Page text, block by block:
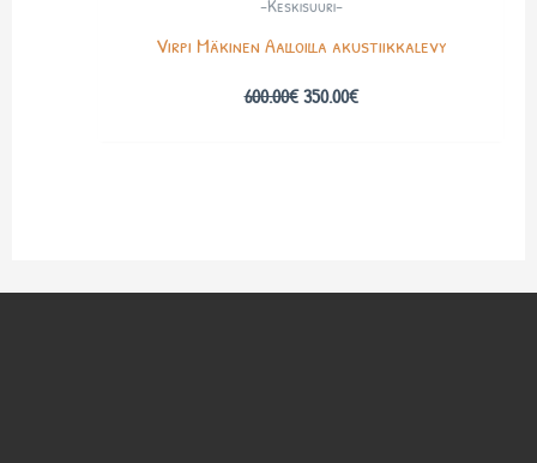
Virpi Mäkinen Aalloilla akustiikkalevy
600.00€ 350.00€